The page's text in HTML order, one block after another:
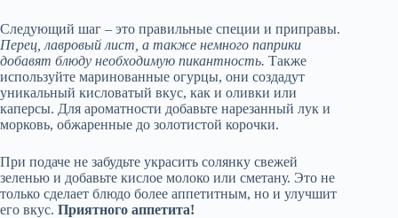
Следующий шаг – это правильные специи и приправы.
Перец, лавровый лист, а также немного паприки
добавят блюду необходимую пикантность. Также
используйте маринованные огурцы, они создадут
уникальный кисловатый вкус, как и оливки или
каперсы. Для ароматности добавьте нарезанный лук и
морковь, обжаренные до золотистой корочки.
При подаче не забудьте украсить солянку свежей
зеленью и добавьте кислое молоко или сметану. Это не
только сделает блюдо более аппетитным, но и улучшит
его вкус. Приятного аппетита!